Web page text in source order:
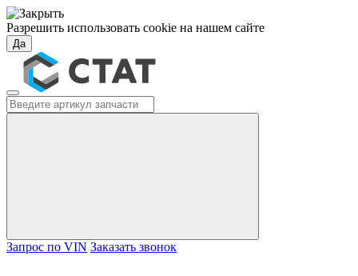
Разрешить использовать cookie на нашем сайте
Да
Запрос по VIN Заказать звонок